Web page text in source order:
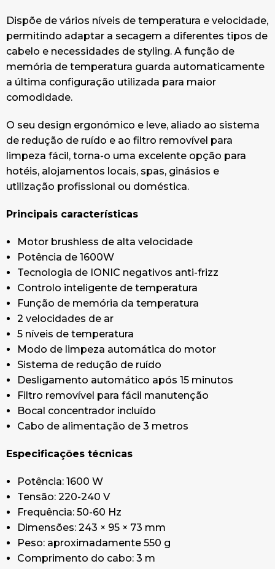
Dispõe de vários níveis de temperatura e velocidade,
permitindo adaptar a secagem a diferentes tipos de
cabelo e necessidades de styling. A função de
memória de temperatura guarda automaticamente
a última configuração utilizada para maior
comodidade.
O seu design ergonómico e leve, aliado ao sistema
de redução de ruído e ao filtro removível para
limpeza fácil, torna-o uma excelente opção para
hotéis, alojamentos locais, spas, ginásios e
utilização profissional ou doméstica.
Principais características
Motor brushless de alta velocidade
Potência de 1600W
Tecnologia de IONIC negativos anti-frizz
Controlo inteligente de temperatura
Função de memória da temperatura
2 velocidades de ar
5 níveis de temperatura
Modo de limpeza automática do motor
Sistema de redução de ruído
Desligamento automático após 15 minutos
Filtro removível para fácil manutenção
Bocal concentrador incluído
Cabo de alimentação de 3 metros
Especificações técnicas
Potência: 1600 W
Tensão: 220-240 V
Frequência: 50-60 Hz
Dimensões: 243 × 95 × 73 mm
Peso: aproximadamente 550 g
Comprimento do cabo: 3 m